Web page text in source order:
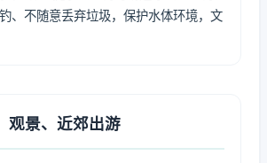
、不随意丢弃垃圾，保护水体环境，文
观景、近郊出游